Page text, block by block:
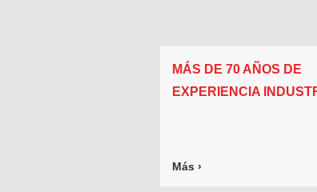
MÁS DE 70 AÑOS DE
EXPERIENCIA
Más ›